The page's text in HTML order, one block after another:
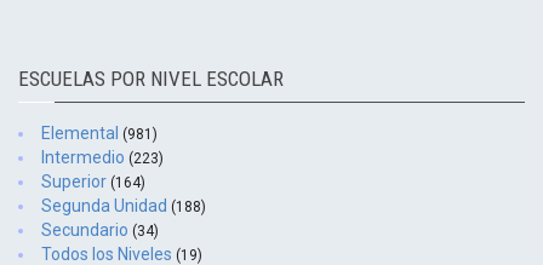
ESCUELAS POR NIVEL ESCOLAR
Elemental (981)
Intermedio (223)
Superior (164)
Segunda Unidad (188)
Secundario (34)
Todos los Niveles (19)